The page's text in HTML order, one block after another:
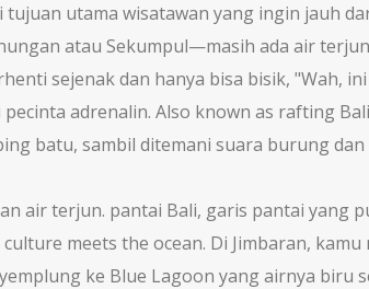
utama wisatawan yang ingin jauh
atau Sekumpul—masih ada air
sejenak dan hanya bisa bisik, "Wah, ini
adrenalin. Also known as rafting Bali
batu, sambil ditemani suara burung
air terjun. pantai Bali, garis pantai yang
meets the ocean. Di Jimbaran,
ke Blue Lagoon yang airnya biru